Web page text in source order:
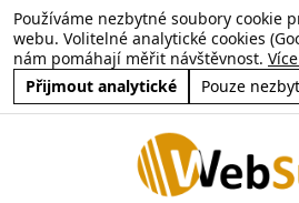
Používáme nezbytné soubory cookie
webu. Volitelné analytické cookies
nám pomáhají měřit návštěvnost.
Přijmout analytické
Pouze